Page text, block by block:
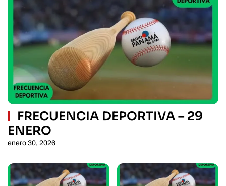
FRECUENCIA DEPORTIVA – 29
ENERO
enero 30, 2026